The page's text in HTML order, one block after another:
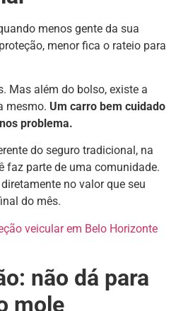
menos gente da sua
menor fica o rateio para
Mas além do bolso, existe a
mesmo. Um carro bem cuidado
problema.
do seguro tradicional, na
faz parte de uma comunidade.
no valor que seu
do mês.
veicular em Belo Horizonte
não dá para
mole